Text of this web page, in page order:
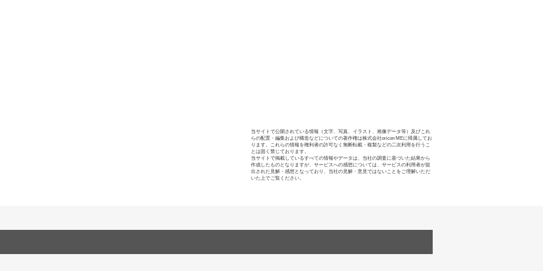
当サイトで公開されている情報（文字、写真、イラスト、画像データ等）及びこれ
らの配置・編集および構造などについての著作権は株式会社oricon MEに帰属してお
ります。これらの情報を権利者の許可なく無断転載・複製などの二次利用を行うこ
とは固く禁じております。
当サイトで掲載しているすべての情報やデータは、当社の調査に基づいた結果から
作成したものとなりますが、サービスへの感想については、サービスの利用者が提
出された見解・感想となっており、当社の見解・意見ではないことをご理解いただ
いた上でご覧ください。